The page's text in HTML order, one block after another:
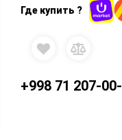
Где купить ?
+998 71 207-